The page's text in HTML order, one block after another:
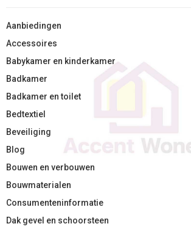
Aanbiedingen
Accessoires
Babykamer en kinderkamer
Badkamer
Badkamer en toilet
Bedtextiel
Beveiliging
Blog
Bouwen en verbouwen
Bouwmaterialen
Consumenteninformatie
Dak gevel en schoorsteen